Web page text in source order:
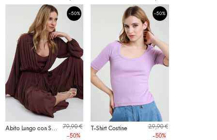
-50%
A
bito Lungo con Sottoveste
79,90 €
-50%
-50%
T-Shirt Costine
29,90 €
-50%